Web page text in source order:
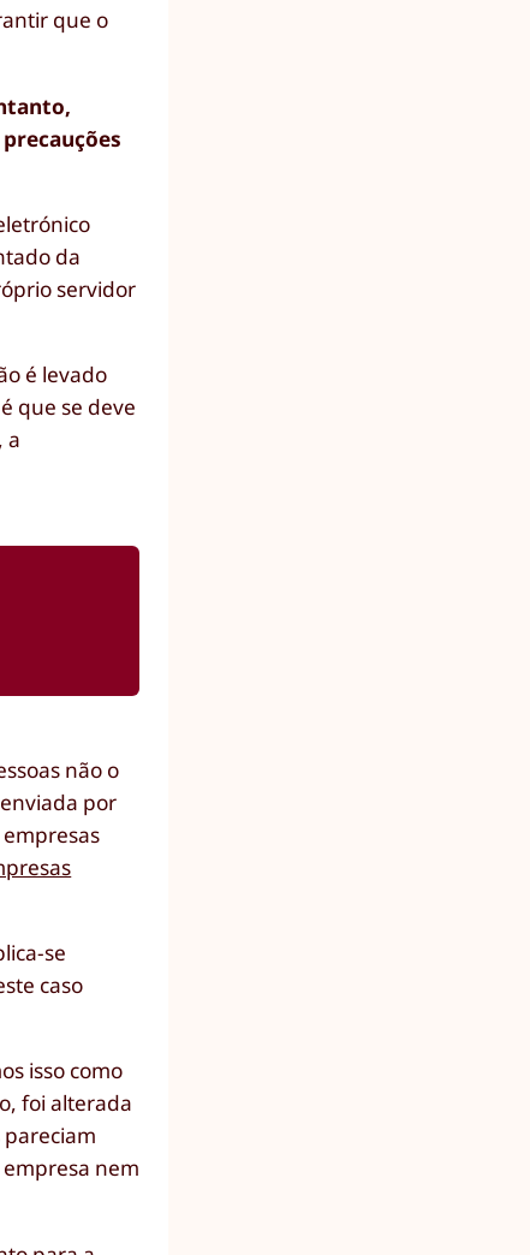
que o
da
servidor
é levado
que se deve
a
não o
por
se
caso
isso como
foi alterada
nem